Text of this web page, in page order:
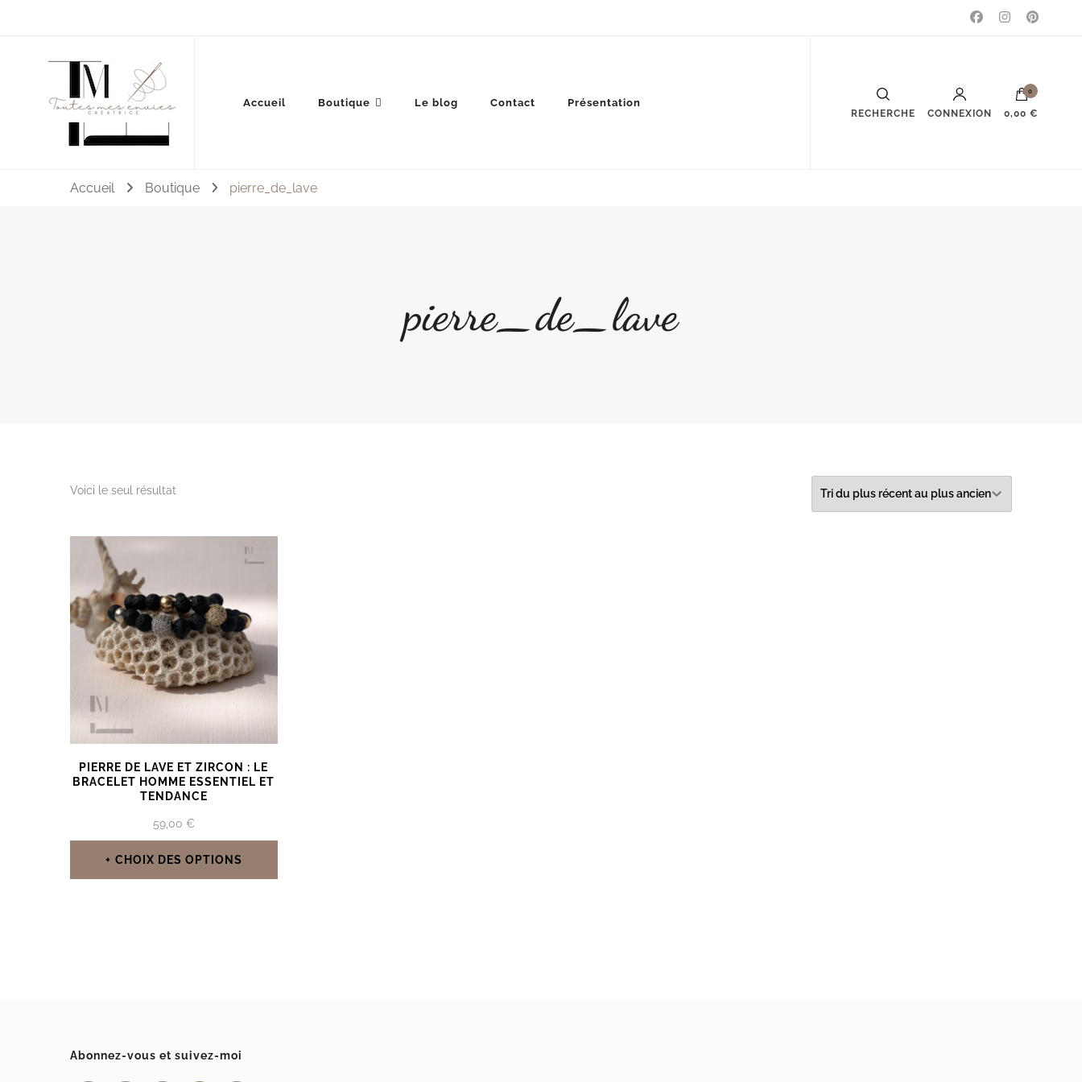
Toutes mes envies
Couture, accessoires, mode, bijoux … Accueil Boutique Le blog Contact Présentation
RECHERCHE CONNEXION
0
0,00 €
Accueil Boutique pierre_de_lave
pierre_de_lave
Voici le seul résultat
PIERRE DE LAVE ET ZIRCON : LE
BRACELET HOMME ESSENTIEL ET
TENDANCE
59,00 €
CHOIX DES OPTIONS
options
peuvent
Abonnez-vous et suivez-moi